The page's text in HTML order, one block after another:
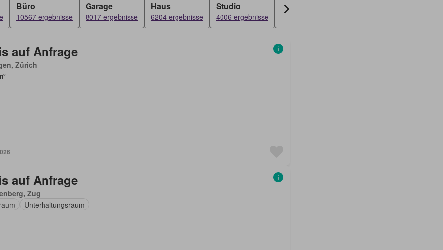
Büro
10567 ergebnisse
Garage
8017 ergebnisse
Haus
6204 ergebnisse
Studio
4006 ergebnisse
Attikawohnung
1604 ergebnisse
auf Anfrage
Zürich
auf Anfrage
Zug
Unterhaltungsraum